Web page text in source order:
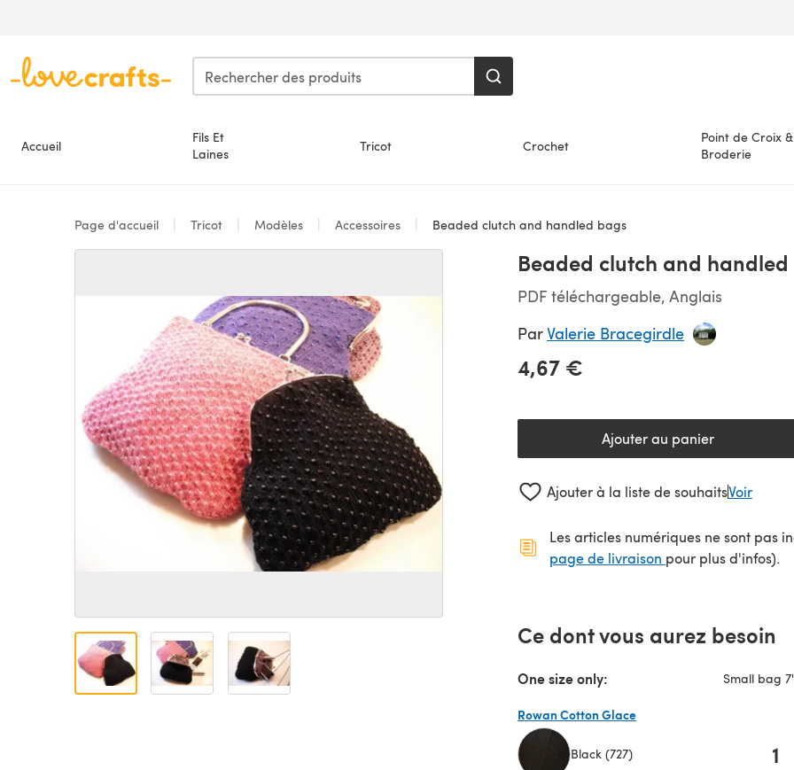
Accueil
Fils Et
Laines
Tricot Crochet
Point de Croix &
Broderie
Page d'accueil Tricot Modèles Accessoires Beaded clutch and handled bags
Beaded clutch and
PDF téléchargeable, Anglais
ParValerie Bracegirdle
4,67 €
Ajouter au panier
Ajouter à la liste de souhaitsVoir
Les articles numériques ne sont pas
page de livraison (s'ouvre dans un
pour plus d'infos).
Ce dont vous aurez besoin
One size only: Small bag
Rowan Cotton Glace
Black (727) 1